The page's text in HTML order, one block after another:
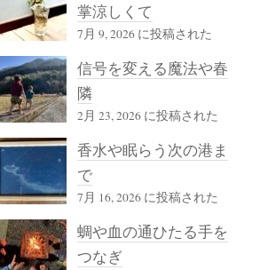
掌涼しくて
7月 9, 2026 に投稿された
信号を変える魔法や春
隣
2月 23, 2026 に投稿された
香水や眠らう次の港ま
で
7月 16, 2026 に投稿された
蜩や血の通ひたる手を
つなぎ